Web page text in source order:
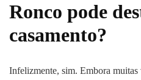
Ronco pode
casamento?
Infelizmente, sim. Embora muitas